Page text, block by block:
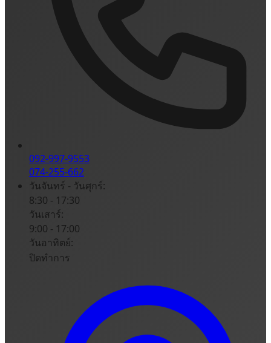
092-997-9553
074-255-662
วันจันทร์ - วันศุกร์:
8:30 - 17:30
วันเสาร์:
9:00 - 17:00
วันอาทิตย์:
ปิดทำการ